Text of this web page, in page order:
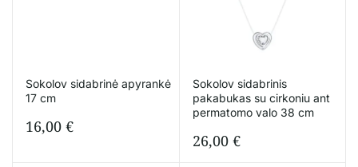
Sokolov sidabrinė apyrankė
17 cm
16,00 €
Sokolov sidabrinis
pakabukas su cirkoniu ant
permatomo valo 38 cm
26,00 €